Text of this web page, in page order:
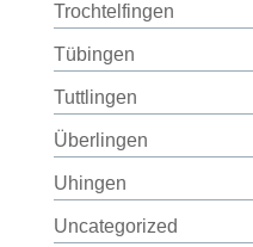
Trochtelfingen
Tübingen
Tuttlingen
Überlingen
Uhingen
Uncategorized